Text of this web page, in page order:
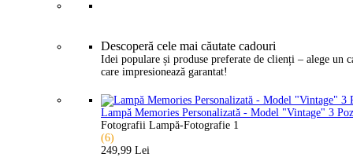
Descoperă cele mai căutate cadouri
Idei populare și produse preferate de clienți – alege un
care impresionează garantat!
Lampă Memories Personalizată - Model "Vintage" 3
Fotografii Lampă-Fotografie 1
(6)
249,99 Lei